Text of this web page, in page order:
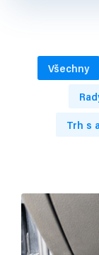
Všechny
Trh s